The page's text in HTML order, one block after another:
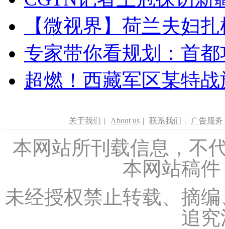
【微视界】荷兰夫妇
专家带你看规划：首
超燃！西藏军区某特
关于我们 | About us | 联系我们 | 广告服务
本网站所刊载信息，不
本网站稿
未经授权禁止转载、摘
追